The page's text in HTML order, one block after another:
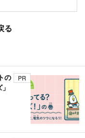
る
の
PR